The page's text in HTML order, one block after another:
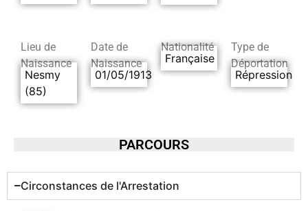
Lieu de
Naissance
Nesmy
(85)
Date de
Naissance
01/05/1913
Nationalité
Française
Type de
Déportation
Répression
PARCOURS
Circonstances de l'Arrestation